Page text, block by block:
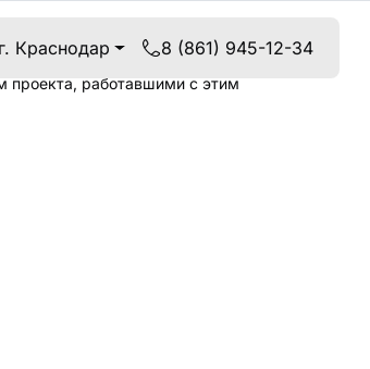
г. Краснодар 8 (861) 945-12-34
проекта, работавшими с этим